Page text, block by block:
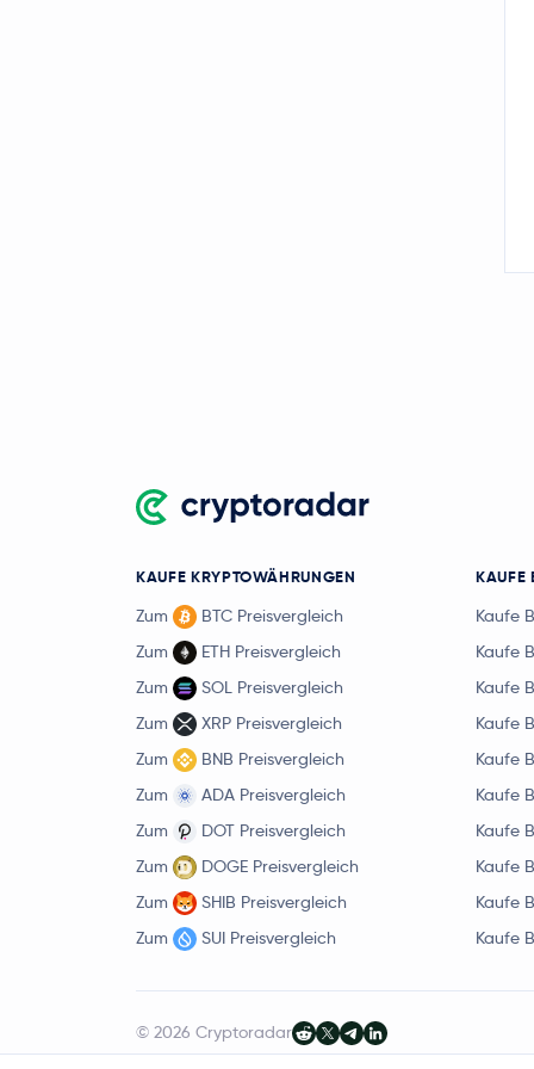
KAUFE KRYPTOWÄHRUNGEN
Zum
BTC Preisvergleich
Zum
ETH Preisvergleich
Zum
SOL Preisvergleich
Zum
XRP Preisvergleich
Zum
BNB Preisvergleich
Zum
ADA Preisvergleich
Zum
DOT Preisvergleich
Zum
DOGE Preisvergleich
Zum
SHIB Preisvergleich
Zum
SUI Preisvergleich
KAUFE
Kaufe
Kaufe
Kaufe
Kaufe
Kaufe
Kaufe
Kaufe
Kaufe
Kaufe
Kaufe
© 2026 Cryptoradar